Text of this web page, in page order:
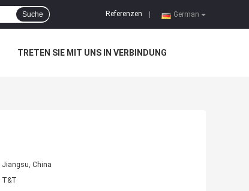
German
Referenzen
Suche
TRETEN SIE MIT UNS IN VERBINDUNG
Jiangsu, China
T&T